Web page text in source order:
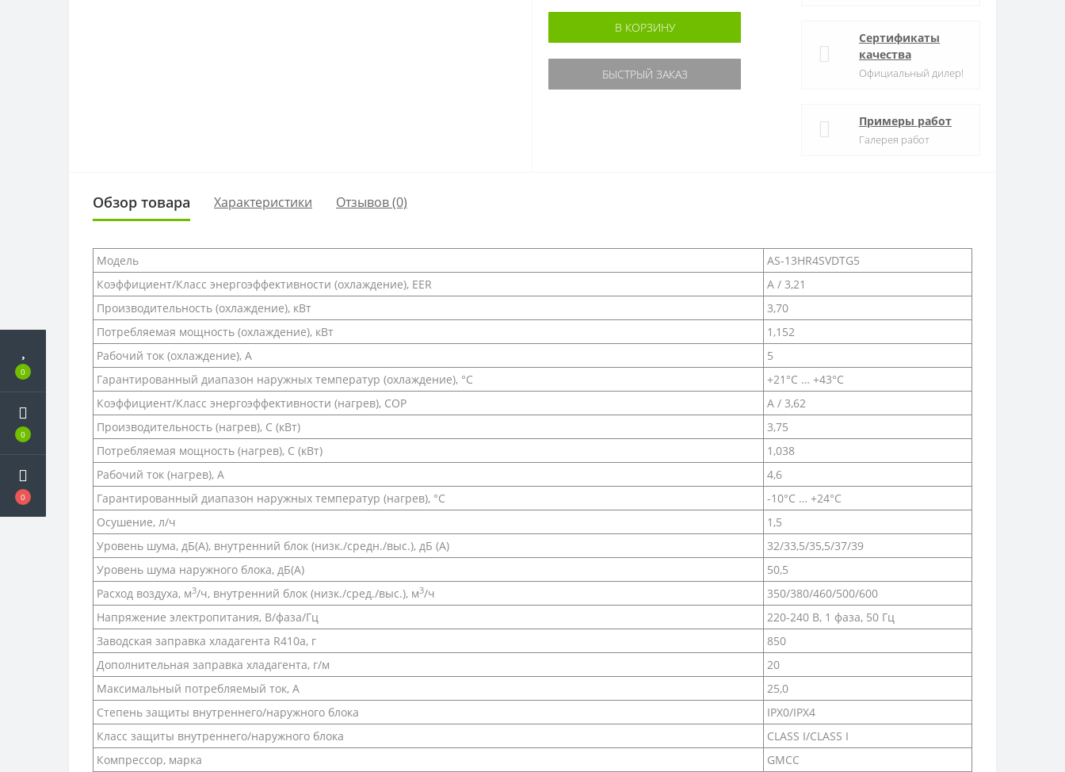
0
0
0
В КОРЗИНУ
БЫСТРЫЙ ЗАКАЗ
Сертификаты
качества
Официальный дилер!
Примеры работ
Галерея работ
Обзор товара Характеристики Отзывов (0)
Модель
AS-13HR4SVDTG5
Коэффициент/Класс энергоэффективности (охлаждение), EER
А / 3,21
Производительность (охлаждение), кВт
3,70
Потребляемая мощность (охлаждение), кВт
1,152
Рабочий ток (охлаждение), А
5
Гарантированный диапазон наружных температур (охлаждение), °С
+21°C … +43°С
Коэффициент/Класс энергоэффективности (нагрев), COP
А / 3,62
Производительность (нагрев), С (кВт)
3,75
Потребляемая мощность (нагрев), С (кВт)
1,038
Рабочий ток (нагрев), А
4,6
Гарантированный диапазон наружных температур (нагрев), °С
-10°C … +24°C
Осушение, л/ч
1,5
Уровень шума, дБ(A), внутренний блок (низк./средн./выс.), дБ (А)
32/33,5/35,5/37/39
Уровень шума наружного блока, дБ(A)
50,5
Расход воздуха, м3/ч, внутренний блок (низк./сред./выс.), м3/ч
350/380/460/500/600
Напряжение электропитания, В/фаза/Гц
220-240 В, 1 фаза, 50 Гц
Заводская заправка хладагента R410a, г
850
Дополнительная заправка хладагента, г/м
20
Максимальный потребляемый ток, А
25,0
Степень защиты внутреннего/наружного блока
IPX0/IPX4
Класс защиты внутреннего/наружного блока
CLASS I/CLASS I
Компрессор, марка
GMCC